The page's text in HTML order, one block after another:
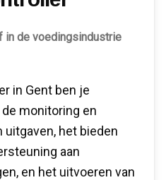
in de voedingsindustrie
in Gent ben je
monitoring en
uitgaven, het bieden
aan
en het uitvoeren van